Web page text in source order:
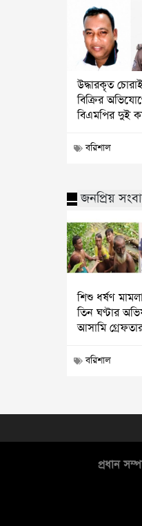
উদ্ধারকৃত
বিক্রির
বিএমপির দুই
বরিশাল
জনপ্রিয়
শিশু ধর্ষণ
তিন ঘণ্টার
আসামি
বরিশাল
প্রধান